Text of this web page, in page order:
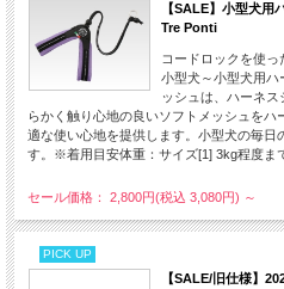
【SALE】小型犬用
Tre Ponti
コードロックを使
小型犬～小型犬用ハ
ッシュは、ハーネ
らかく触り心地の良いソフトメッシュを
適な使い心地を提供します。小型犬の毎日
す。※着用目安体重：サイズ[1] 3kg程度ま
セール価格： 2,800円(税込 3,080円) ～
PICK UP
【SALE/旧仕様】